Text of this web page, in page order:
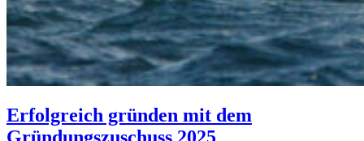
Erfolgreich gründen mit dem